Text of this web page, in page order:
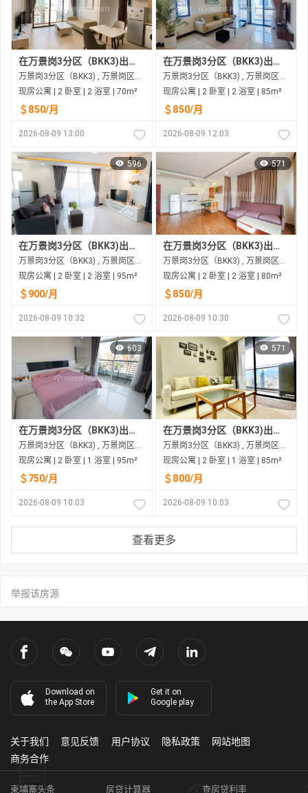
在万景岗3分区（BKK3)出租的现房公寓
万景岗3分区（BKK3) , 万景岗区（BKK) , 金边市
现房公寓 | 2 卧室 | 2 浴室 | 70m²
＄850/月
2026-08-09 13:00
在万景岗3分区（BKK3)出租的现房公寓
万景岗3分区（BKK3) , 万景岗区（BKK) , 金边市
现房公寓 | 2 卧室 | 2 浴室 | 85m²
＄850/月
2026-08-09 12:03
596
在万景岗3分区（BKK3)出租的现房公寓
万景岗3分区（BKK3) , 万景岗区（BKK) , 金边市
现房公寓 | 2 卧室 | 2 浴室 | 95m²
＄900/月
2026-08-09 10:32
571
在万景岗3分区（BKK3)出租的现房公寓
万景岗3分区（BKK3) , 万景岗区（BKK) , 金边市
现房公寓 | 2 卧室 | 2 浴室 | 80m²
＄850/月
2026-08-09 10:30
603
在万景岗3分区（BKK3)出租的现房公寓
万景岗3分区（BKK3) , 万景岗区（BKK) , 金边市
现房公寓 | 2 卧室 | 1 浴室 | 95m²
＄750/月
2026-08-09 10:03
571
在万景岗3分区（BKK3)出租的现房公寓
万景岗3分区（BKK3) , 万景岗区（BKK) , 金边市
现房公寓 | 2 卧室 | 1 浴室 | 85m²
＄800/月
2026-08-09 10:03
查看更多
举报该房源
Download on
the App Store
Get it on
Google play
关于我们 意见反馈 用户协议 隐私政策
网站地图
商务合作
柬埔寨头条 房贷计算器 查房贷利率